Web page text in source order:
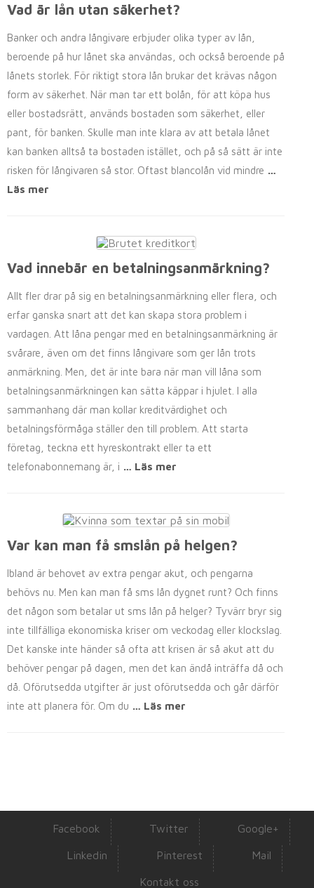
Vad är lån utan säkerhet?
Banker och andra långivare erbjuder olika typer av lån,
beroende på hur lånet ska användas, och också beroende på
lånets storlek. För riktigt stora lån brukar det krävas någon
form av säkerhet. När man tar ett bolån, för att köpa hus
eller bostadsrätt, används bostaden som säkerhet, eller
pant, för banken. Skulle man inte klara av att betala lånet
kan banken alltså ta bostaden istället, och på så sätt är inte
risken för långivaren så stor. Oftast blancolån vid mindre …
Läs mer
Vad innebär en betalningsanmärkning?
Allt fler drar på sig en betalningsanmärkning eller flera, och
erfar ganska snart att det kan skapa stora problem i
vardagen. Att låna pengar med en betalningsanmärkning är
svårare, även om det finns långivare som ger lån trots
anmärkning. Men, det är inte bara när man vill låna som
betalningsanmärkningen kan sätta käppar i hjulet. I alla
sammanhang där man kollar kreditvärdighet och
betalningsförmåga ställer den till problem. Att starta
företag, teckna ett hyreskontrakt eller ta ett
telefonabonnemang är, i … Läs mer
Var kan man få smslån på helgen?
Ibland är behovet av extra pengar akut, och pengarna
behövs nu. Men kan man få sms lån dygnet runt? Och finns
det någon som betalar ut sms lån på helger? Tyvärr bryr sig
inte tillfälliga ekonomiska kriser om veckodag eller klockslag.
Det kanske inte händer så ofta att krisen är så akut att du
behöver pengar på dagen, men det kan ändå inträffa då och
då. Oförutsedda utgifter är just oförutsedda och går därför
inte att planera för. Om du … Läs mer
Facebook Twitter Google+
Linkedin Pinterest Mail
Kontakt oss